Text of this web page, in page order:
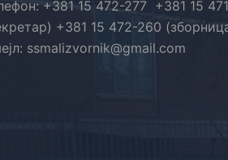
+381 15 472-277 +381 15
+381 15 472-260
ssmalizvornik@gmail.com